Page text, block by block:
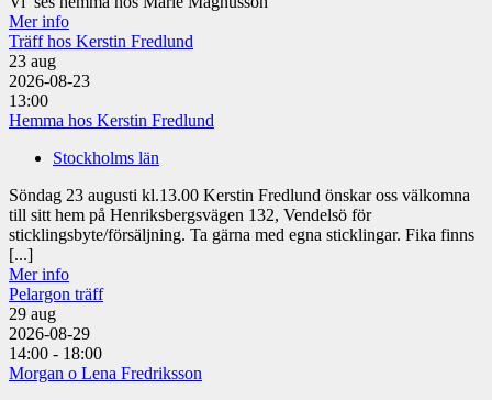
Mer info
Träff hos Kerstin Fredlund
23 aug
2026-08-23
13:00
Hemma hos Kerstin Fredlund
Stockholms län
Söndag 23 augusti kl.13.00 Kerstin Fredlund önskar oss välkomna
till sitt hem på Henriksbergsvägen 132, Vendelsö för
sticklingsbyte/försäljning. Ta gärna med egna sticklingar. Fika finns
[...]
Mer info
Pelargon träff
29 aug
2026-08-29
14:00 - 18:00
Morgan o Lena Fredriksson